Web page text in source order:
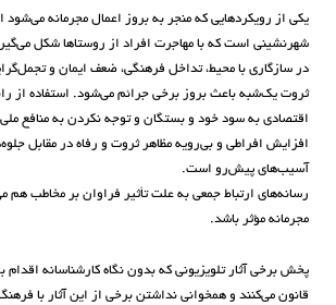
یکی از رویکردهایی که منجر به بروز اعمال مجرمانه
شهرنشینی است که با مهاجرت افراد از روستاها شکل
در سازگاری با محیط، تداخل فرهنگی، ضعف ایمان و
ثروت یک‌شبه باعث بروز برخی جرائم می‌شود. استفاده از
اقتصادی به سود خود و بستگان و توجه نکردن به منافع
افزایش افراطی و بی‌رویه مظاهر ثروت و رفاه در مقابل
آسیب‌های پیش‌رو است.
رسانه‌های ارتباط جمعی به علت تأثیر فراوان بر مخاطب هم
مجرمانه مؤثر باشد.
پخش برخی آثار تلویزیونی که بدون نگاه کارشناسانه
قانون می‌کنند و همخوانی‌ نداشتن برخی از این آثار با